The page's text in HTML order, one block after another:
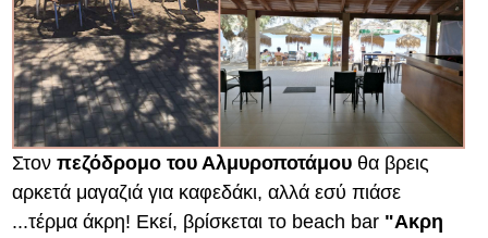
Στονπεζόδρομο του Αλμυροποτάμου θα βρεις
αρκετά μαγαζιά για καφεδάκι, αλλά εσύ πιάσε
...τέρμα άκρη! Εκεί, βρίσκεται το beach bar "Ακρη